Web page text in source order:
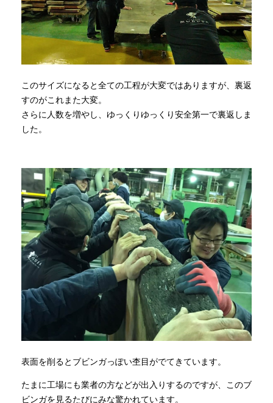
このサイズになると全ての工程が大変ではありますが、裏返
すのがこれまた大変。
さらに人数を増やし、ゆっくりゆっくり安全第一で裏返しま
した。
表面を削るとブビンガっぽい杢目がでてきています。
たまに工場にも業者の方などが出入りするのですが、このブ
ビンガを見るたびにみな驚かれています。